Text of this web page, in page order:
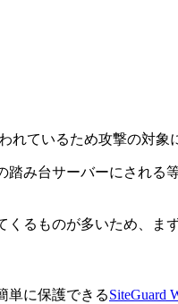
れているため攻撃の対象
み台サーバーにされ
るものが多いため、ま
単に保護できるSiteGuard